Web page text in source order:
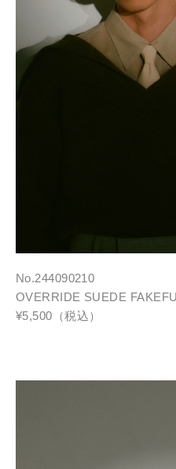
No.244090210
OVERRIDE SUEDE
¥5,500（税込）